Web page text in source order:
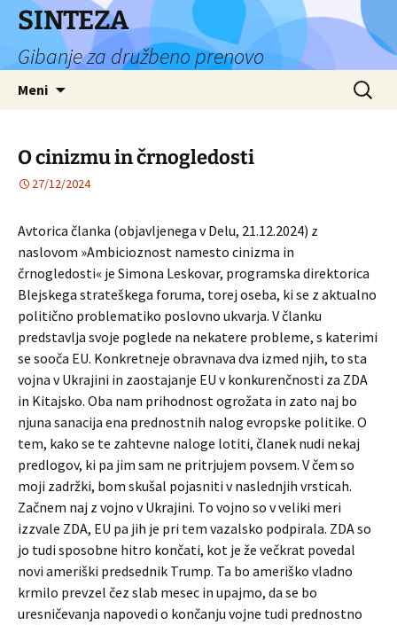
Preskoči
vsebino
SINTEZA
Gibanje za družbeno prenovo
Meni Išči:
O cinizmu in črnogledosti
27/12/2024
Avtorica članka (objavljenega v Delu, 21.12.2024) z
naslovom »Ambicioznost namesto cinizma in
črnogledosti« je Simona Leskovar, programska direktorica
Blejskega strateškega foruma, torej oseba, ki se z aktualno
politično problematiko poslovno ukvarja. V članku
predstavlja svoje poglede na nekatere probleme, s katerimi
se sooča EU. Konkretneje obravnava dva izmed njih, to sta
vojna v Ukrajini in zaostajanje EU v konkurenčnosti za ZDA
in Kitajsko. Oba nam prihodnost ogrožata in zato naj bo
njuna sanacija ena prednostnih nalog evropske politike. O
tem, kako se te zahtevne naloge lotiti, članek nudi nekaj
predlogov, ki pa jim sam ne pritrjujem povsem. V čem so
moji zadržki, bom skušal pojasniti v naslednjih vrsticah.
Začnem naj z vojno v Ukrajini. To vojno so v veliki meri
izzvale ZDA, EU pa jih je pri tem vazalsko podpirala. ZDA so
jo tudi sposobne hitro končati, kot je že večkrat povedal
novi ameriški predsednik Trump. Ta bo ameriško vladno
krmilo prevzel čez slab mesec in upajmo, da se bo
uresničevanja napovedi o končanju vojne tudi prednostno